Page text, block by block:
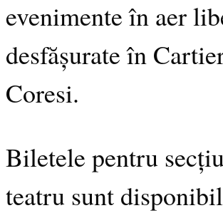
evenimente în aer
desfășurate în
Coresi.
Biletele pentru
teatru sunt